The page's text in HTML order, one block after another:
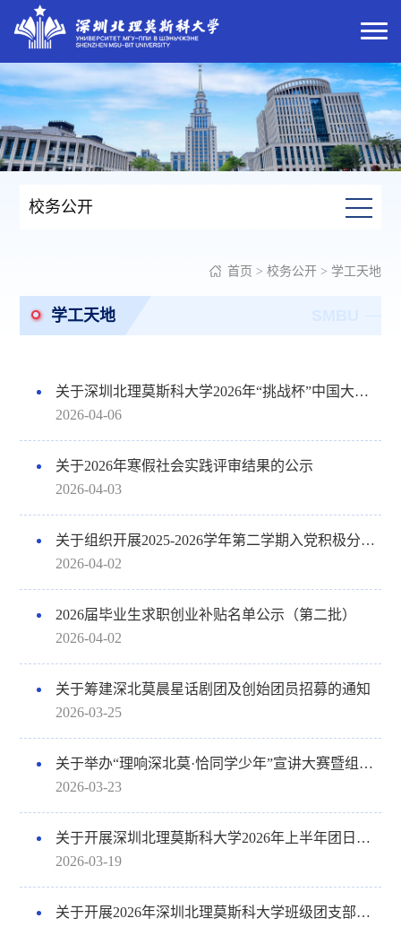
校务公开
首页 > 校务公开> 学工天地
学工天地
关于深圳北理莫斯科大学2026年“挑战杯”中国大学生创业计划竞赛专项赛推荐结果公示
2026-04-06
关于2026年寒假社会实践评审结果的公示
2026-04-03
关于组织开展2025-2026学年第二学期入党积极分子推优工作的通知
2026-04-02
2026届毕业生求职创业补贴名单公示（第二批）
2026-04-02
关于筹建深北莫晨星话剧团及创始团员招募的通知
2026-03-25
关于举办“理响深北莫·恰同学少年”宣讲大赛暨组建晨光青骑兵宣讲团的通知
2026-03-23
关于开展深圳北理莫斯科大学2026年上半年团日活动风采收集的通知
2026-03-19
关于开展2026年深圳北理莫斯科大学班级团支部骨干信息登记工作的通知